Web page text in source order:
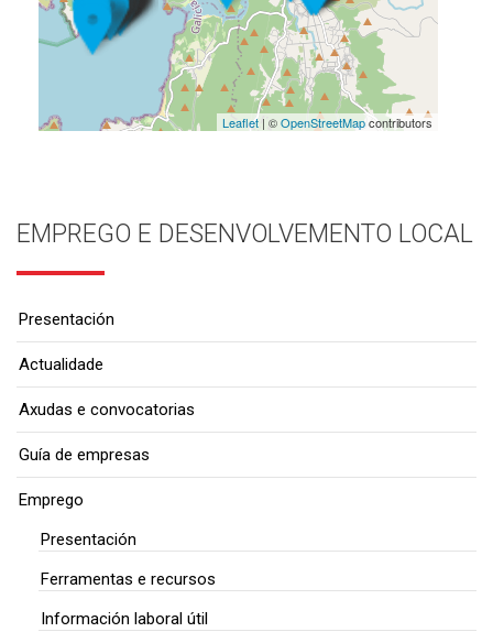
Leaflet| ©OpenStreetMapcontributors
EMPREGO E DESENVOLVEMENTO LOCAL
Presentación
Actualidade
Axudas e convocatorias
Guía de empresas
Emprego
Presentación
Ferramentas e recursos
Información laboral útil